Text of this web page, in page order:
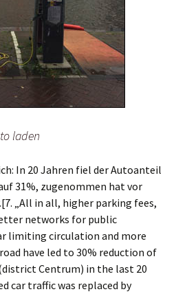
laden
In 20 Jahren fiel der Autoanteil
31%, zugenommen hat vor
„All in all, higher parking fees,
networks for public
limiting circulation and more
have led to 30% reduction of
Centrum) in the last 20
car traffic was replaced by